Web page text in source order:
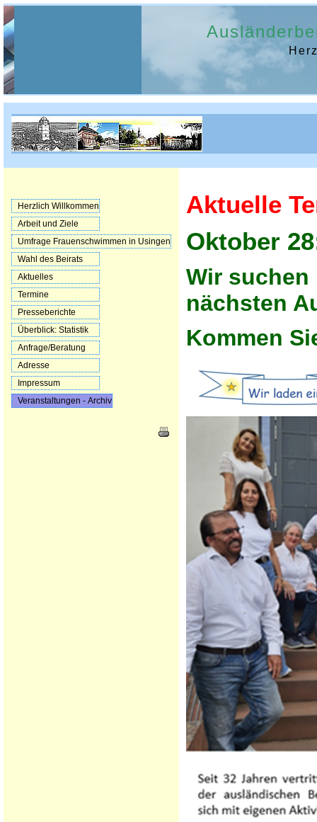
Herzlich Willkommen
Arbeit und Ziele
Umfrage Frauenschwimmen in Usingen
Wahl des Beirats
Aktuelles
Termine
Presseberichte
Überblick: Statistik
Anfrage/Beratung
Adresse
Impressum
Veranstaltungen - Archiv
Aktuelle
Oktober
Wir suchen
nächsten
Kommen